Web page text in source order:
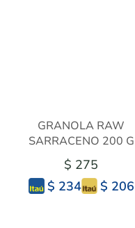
GRANOLA RAW
SARRACENO 200 G
$ 275
$ 234
$ 206